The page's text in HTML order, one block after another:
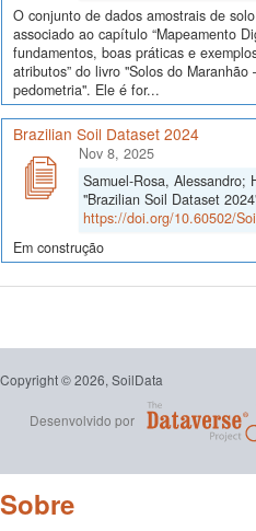
O conjunto de dados amostrais de
associado ao capítulo “Mapeamento
fundamentos, boas práticas e
atributos” do livro "Solos do
pedometria". Ele é for...
Brazilian Soil Dataset 2024
Nov 8, 2025
Samuel-Rosa, Alessandro;
"Brazilian Soil Dataset
https://doi.org/10.60502/
Em construção
Copyright © 2026, SoilData
Desenvolvido por
Sobre